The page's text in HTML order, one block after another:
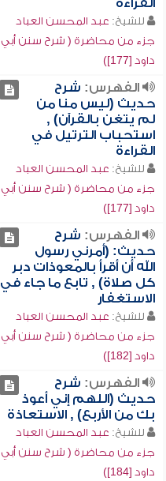
القراءة
للشيخ: عبد المحسن العباد
جزء من محاضرة ( شرح سنن أبي
داود [177])
الفهرس: شرح
حديث (ليس منا من
لم يتغن بالقرآن) ,
استحباب الترتيل في
القراءة
للشيخ: عبد المحسن العباد
جزء من محاضرة ( شرح سنن أبي
داود [177])
الفهرس: شرح
حديث: (أمرني رسول
الله أن أقرأ بالمعوذات دبر
كل صلاة) , تابع ما جاء في
الاستغفار
للشيخ: عبد المحسن العباد
جزء من محاضرة ( شرح سنن أبي
داود [182])
الفهرس: شرح
حديث (اللهم إني أعوذ
بك من الأربع) , الاستعاذة
للشيخ: عبد المحسن العباد
جزء من محاضرة ( شرح سنن أبي
داود [184])